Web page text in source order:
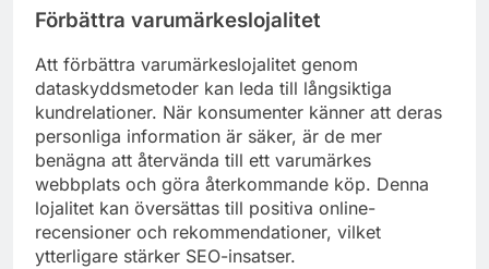
Förbättra varumärkeslojalitet
Att förbättra varumärkeslojalitet genom
dataskyddsmetoder kan leda till långsiktiga
kundrelationer. När konsumenter känner att deras
personliga information är säker, är de mer
benägna att återvända till ett varumärkes
webbplats och göra återkommande köp. Denna
lojalitet kan översättas till positiva online-
recensioner och rekommendationer, vilket
ytterligare stärker SEO-insatser.